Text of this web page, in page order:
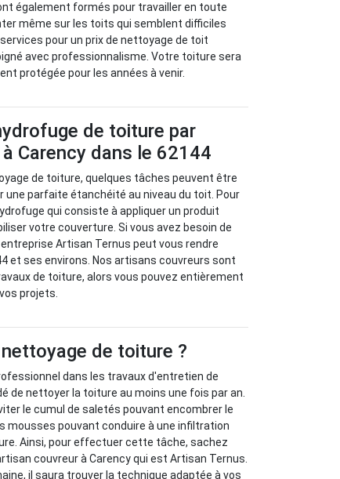
également formés pour travailler en toute
même sur les toits qui semblent difficiles
pour un prix de nettoyage de toit
avec professionnalisme. Votre toiture sera
protégée pour les années à venir.
de toiture par
Carency dans le 62144
de toiture, quelques tâches peuvent être
une parfaite étanchéité au niveau du toit. Pour
qui consiste à appliquer un produit
votre couverture. Si vous avez besoin de
Artisan Ternus peut vous rendre
et ses environs. Nos artisans couvreurs sont
de toiture, alors vous pouvez entièrement
projets.
de toiture ?
dans les travaux d'entretien de
de nettoyer la toiture au moins une fois par an.
le cumul de saletés pouvant encombrer le
mousses pouvant conduire à une infiltration
Ainsi, pour effectuer cette tâche, sachez
couvreur à Carency qui est Artisan Ternus.
il saura trouver la technique adaptée à vos